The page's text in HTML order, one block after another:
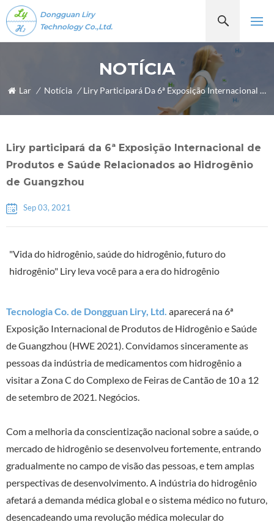
Dongguan Liry
Technology Co.,Ltd.
NOTÍCIA
Lar / Notícia / Liry Participará Da 6ª Exposição Internacional De Produtos E Saúde Relacionados Ao Hidrogênio De Guangzhou
Liry participará da 6ª Exposição Internacional de
Produtos e Saúde Relacionados ao Hidrogênio
de Guangzhou
Sep 03, 2021
"Vida do hidrogênio, saúde do hidrogênio, futuro do
hidrogênio" Liry leva você para a era do hidrogênio
Tecnologia Co. de Dongguan Liry, Ltd. aparecerá na 6ª
Exposição Internacional de Produtos de Hidrogênio e Saúde
de Guangzhou (HWE 2021). Convidamos sinceramente as
pessoas da indústria de medicamentos com hidrogênio a
visitar a Zona C do Complexo de Feiras de Cantão de 10 a 12
de setembro de 2021. Negócios.
Com a melhoria da conscientização nacional sobre a saúde, o
mercado de hidrogênio se desenvolveu fortemente, entrando
gradualmente no campo de visão das pessoas, e tem amplas
perspectivas de desenvolvimento. A indústria do hidrogênio
afetará a demanda médica global e o sistema médico no futuro,
desencadeando uma revolução médica molecular do